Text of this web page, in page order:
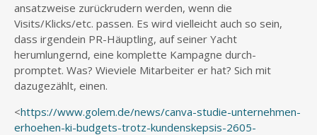
ansatzweise zurückrudern werden, wenn die
Visits/Klicks/etc. passen. Es wird vielleicht auch so sein,
dass irgendein PR-Häuptling, auf seiner Yacht
herumlungernd, eine komplette Kampagne durch-
promptet. Was? Wieviele Mitarbeiter er hat? Sich mit
dazugezählt, einen.
<https://www.golem.de/news/canva-studie-unternehmen-
erhoehen-ki-budgets-trotz-kundenskepsis-2605-